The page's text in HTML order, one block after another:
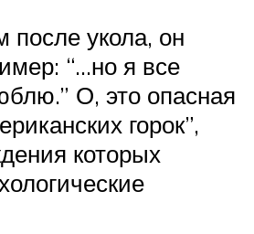
после укола, он
“…но я все
О, это опасная
горок”,
которых